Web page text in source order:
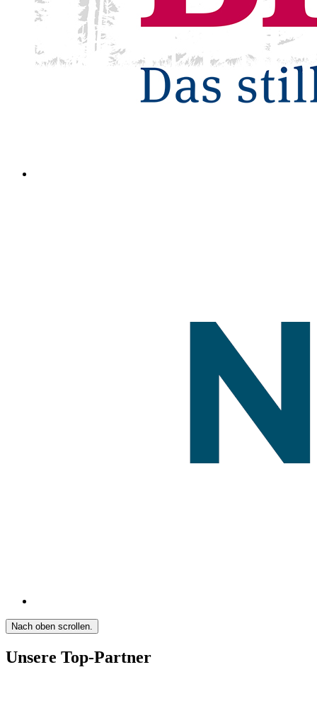
Nach oben scrollen.
Unsere Top-Partner